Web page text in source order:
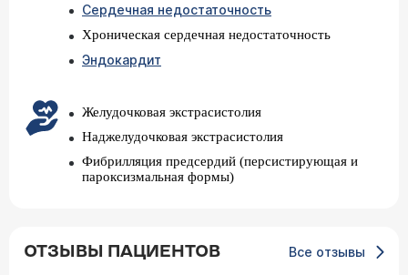
Сердечная недостаточность
Хроническая сердечная недостаточность
Эндокардит
Желудочковая экстрасистолия
Наджелудочковая экстрасистолия
Фибрилляция предсердий (персистирующая и
пароксизмальная формы)
ОТЗЫВЫ ПАЦИЕНТОВ Все отзывы